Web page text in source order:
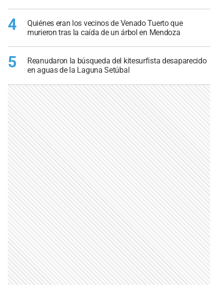
4
Quiénes eran los vecinos de Venado Tuerto que
murieron tras la caída de un árbol en Mendoza
5
Reanudaron la búsqueda del kitesurfista desaparecido
en aguas de la Laguna Setúbal